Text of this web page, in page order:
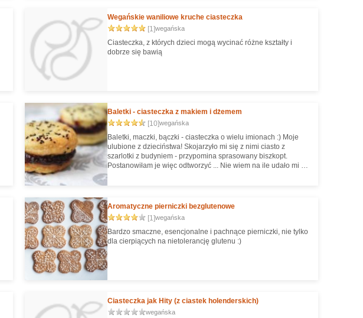
Wegańskie waniliowe kruche ciasteczka
[1]wegańska
Ciasteczka, z których dzieci mogą wycinać różne kształty i
dobrze się bawią
Baletki - ciasteczka z makiem i dżemem
[10]wegańska
Baletki, maczki, bączki - ciasteczka o wielu imionach :) Moje
ulubione z dzieciństwa! Skojarzyło mi się z nimi ciasto z
szarlotki z budyniem - przypomina sprasowany biszkopt.
Postanowiłam je więc odtworzyć ... Nie wiem na ile udało mi się
zbliżyć do oryginału, bo zbyt wiele czasu minęło, ale z
pewnością wyszły przepyszne i w zupełności spełniły moje
uboczny eksperymentu powstały też kruche ciasteczka z
makiem.
Aromatyczne pierniczki bezglutenowe
[1]wegańska
Bardzo smaczne, esencjonalne i pachnące pierniczki, nie tylko
dla cierpiących na nietolerancję glutenu :)
Ciasteczka jak Hity (z ciastek holenderskich)
wegańska